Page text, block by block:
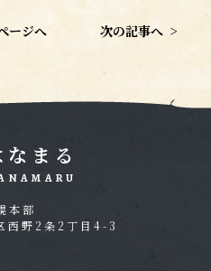
ージへ 次の記事へ >
なまる
本部
西野2条2丁目4-3